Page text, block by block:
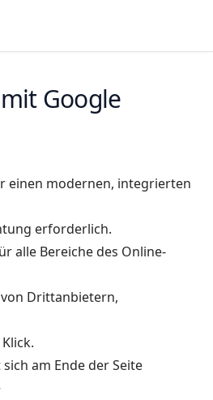
Google
einen modernen, integrierten
erforderlich.
alle Bereiche des Online-
Drittanbietern,
am Ende der Seite